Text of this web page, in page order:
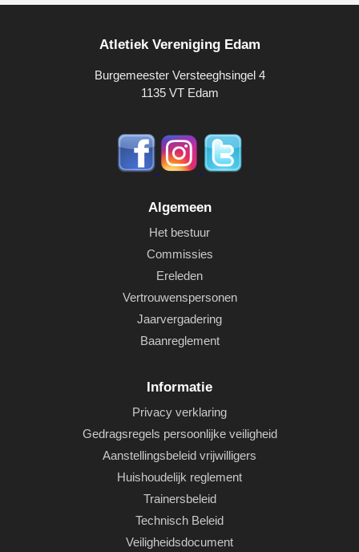
Atletiek Vereniging Edam
Burgemeester Versteeghsingel 4
1135 VT Edam
Algemeen
Het bestuur
Commissies
Ereleden
Vertrouwenspersonen
Jaarvergadering
Baanreglement
Informatie
Privacy verklaring
Gedragsregels persoonlijke veiligheid
Aanstellingsbeleid vrijwilligers
Huishoudelijk reglement
Trainersbeleid
Technisch Beleid
Veiligheidsdocument